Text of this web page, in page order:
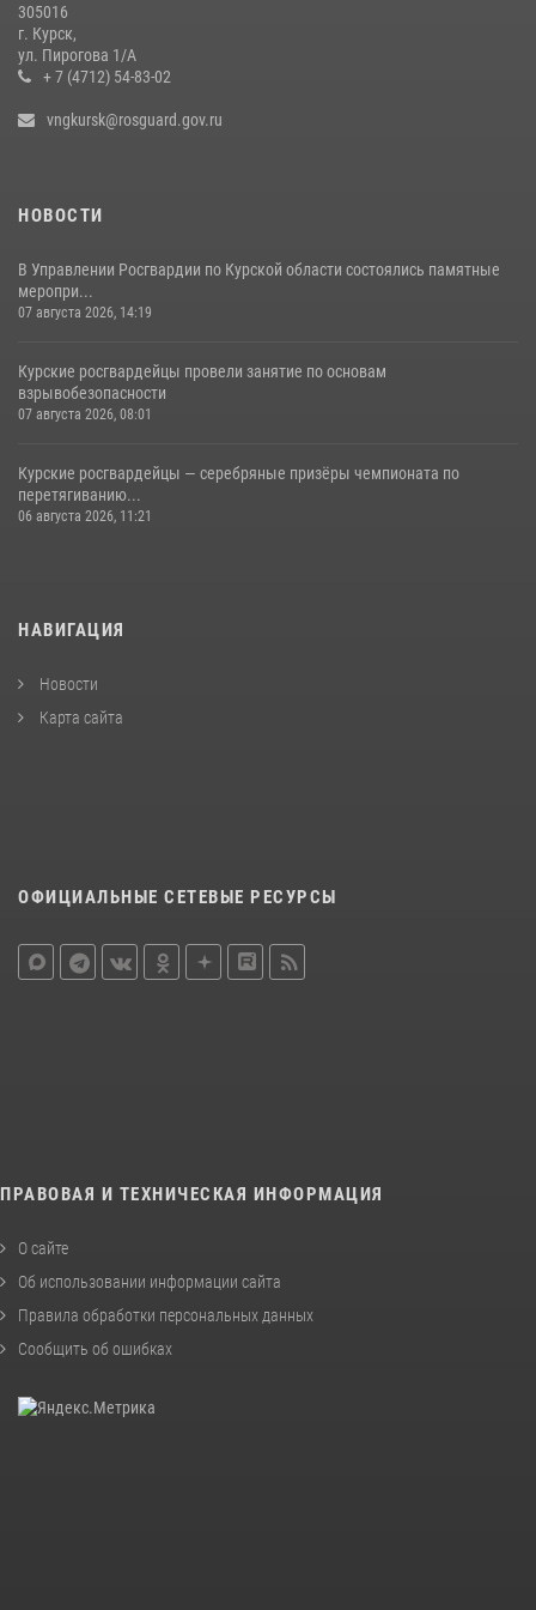
Центральный округ Росгвардии отмечает 105-летие
15 июля 2026, 10:00
305016
г. Курск,
ул. Пирогова 1/А
+ 7 (4712) 54-83-02
vngkursk@rosguard.gov.ru
НОВОСТИ
В Управлении Росгвардии по Курской области состоялись памятные
меропри...
07 августа 2026, 14:19
Курские росгвардейцы провели занятие по основам
взрывобезопасности
07 августа 2026, 08:01
Курские росгвардейцы — серебряные призёры чемпионата по
перетягиванию...
06 августа 2026, 11:21
НАВИГАЦИЯ
Новости
Карта сайта
ОФИЦИАЛЬНЫЕ СЕТЕВЫЕ РЕСУРСЫ
ПРАВОВАЯ И ТЕХНИЧЕСКАЯ ИНФОРМАЦИЯ
О сайте
Об использовании информации сайта
Правила обработки персональных данных
Сообщить об ошибках